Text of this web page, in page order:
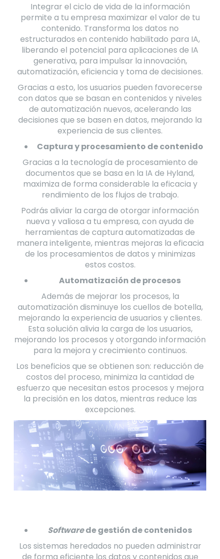
Integrar el ciclo de vida de la información
permite a tu empresa maximizar el valor de tu
contenido. Transforma los datos no
estructurados en contenido habilitado para IA,
liberando el potencial para aplicaciones de IA
generativa, para impulsar la innovación,
automatización, eficiencia y toma de decisiones.
Gracias a esto, los usuarios pueden favorecerse
con datos que se basan en contenidos y niveles
de automatización nuevos, acelerando las
decisiones que se basen en datos, mejorando la
experiencia de sus clientes.
Captura y procesamiento de contenido
Gracias a la tecnología de procesamiento de
documentos que se basa en la IA de Hyland,
maximiza de forma considerable la eficacia y
rendimiento de los flujos de trabajo.
Podrás aliviar la carga de otorgar información
nueva y valiosa a tu empresa, con ayuda de
herramientas de captura automatizadas de
manera inteligente, mientras mejoras la eficacia
de los procesamientos de datos y minimizas
estos costos.
Automatización de procesos
Además de mejorar los procesos, la
automatización disminuye los cuellos de botella,
mejorando la experiencia de usuarios y clientes.
Esta solución alivia la carga de los usuarios,
mejorando los procesos y otorgando información
para la mejora y crecimiento continuos.
Los beneficios que se obtienen son: reducción de
costos del proceso, minimiza la cantidad de
esfuerzo que necesitan estos procesos y mejora
la precisión en los datos, mientras reduce las
excepciones.
Softwarede gestión de contenidos
Los sistemas heredados no pueden administrar